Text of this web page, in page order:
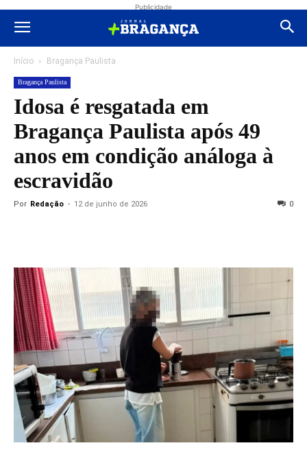
Publicidade
Início Bragança Paulista
Bragança Paulista
Idosa é resgatada em
Bragança Paulista após 49
anos em condição análoga à
escravidão
Por Redação - 12 de junho de 2026 0